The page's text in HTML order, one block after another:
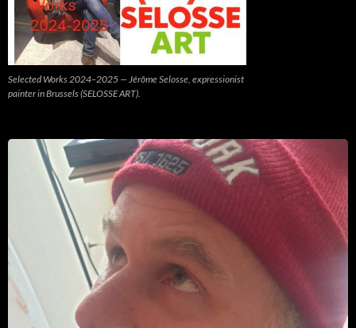
Selected Works 2024–2025 — Jérôme Selosse, expressionist
painter in Brussels (SELOSSE ART).